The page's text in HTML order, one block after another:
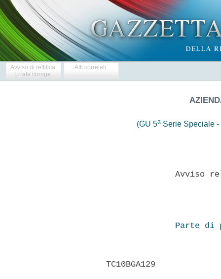
Avviso di rettifica
Errata corrige
Atti correlati
(GU 5a Serie Speciale
Avviso
Parte di